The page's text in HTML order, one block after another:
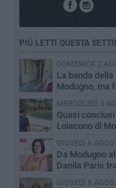
PIÙ LETTI QUESTA
DOMENICA 2
La banda
Modugno, ma
MERCOLEDÌ 5
Quasi
Loiacono di
GIOVEDÌ 6
Da Modugno
Danila Paris
GIOVEDÌ 6